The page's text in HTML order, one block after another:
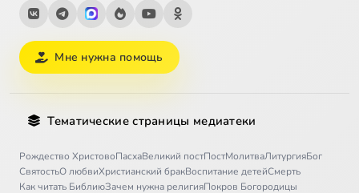
Мне нужна помощь
Тематические страницы медиатеки
Рождество ХристовоПасхаВеликий постПостМолитваЛитургияБог
СвятостьО любвиХристианский бракВоспитание детейСмерть
Как читать БиблиюЗачем нужна религияПокров Богородицы